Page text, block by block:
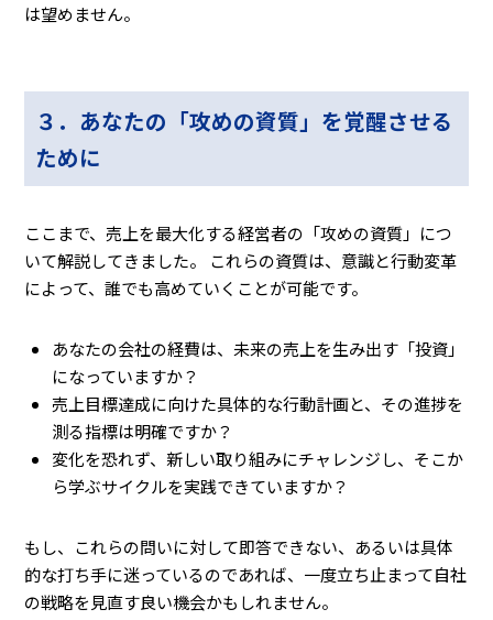
は望めません。
３．あなたの「攻めの資質」を覚醒させる
ために
ここまで、売上を最大化する経営者の「攻めの資質」につ
いて解説してきました。 これらの資質は、意識と行動変革
によって、誰でも高めていくことが可能です。
あなたの会社の経費は、未来の売上を生み出す「投資」
になっていますか？
売上目標達成に向けた具体的な行動計画と、その進捗を
測る指標は明確ですか？
変化を恐れず、新しい取り組みにチャレンジし、そこか
ら学ぶサイクルを実践できていますか？
もし、これらの問いに対して即答できない、あるいは具体
的な打ち手に迷っているのであれば、一度立ち止まって自社
の戦略を見直す良い機会かもしれません。